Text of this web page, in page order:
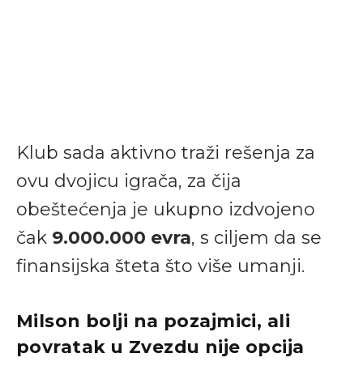
Klub sada aktivno traži rešenja za
ovu dvojicu igrača, za čija
obeštećenja je ukupno izdvojeno
čak 9.000.000 evra, s ciljem da se
finansijska šteta što više umanji.
Milson bolji na pozajmici, ali
povratak u Zvezdu nije opcija